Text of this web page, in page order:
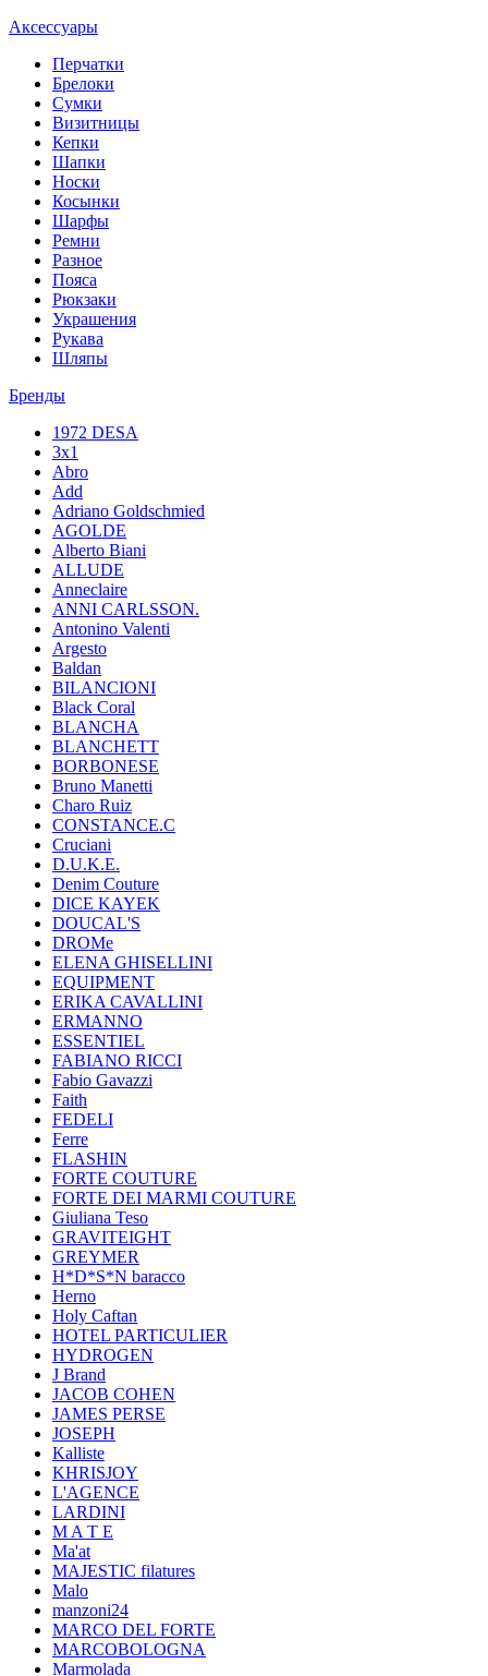
Аксессуары
Перчатки
Брелоки
Сумки
Визитницы
Кепки
Шапки
Носки
Косынки
Шарфы
Ремни
Разное
Пояса
Рюкзаки
Украшения
Рукава
Шляпы
Бренды
1972 DESA
3x1
Abro
Add
Adriano Goldschmied
AGOLDE
Alberto Biani
ALLUDE
Anneclaire
ANNI CARLSSON.
Antonino Valenti
Argesto
Baldan
BILANCIONI
Black Coral
BLANCHA
BLANCHETT
BORBONESE
Bruno Manetti
Charo Ruiz
CONSTANCE.C
Cruciani
D.U.K.E.
Denim Couture
DICE KAYEK
DOUCAL'S
DROMe
ELENA GHISELLINI
EQUIPMENT
ERIKA CAVALLINI
ERMANNO
ESSENTIEL
FABIANO RICCI
Fabio Gavazzi
Faith
FEDELI
Ferre
FLASHIN
FORTE COUTURE
FORTE DEI MARMI COUTURE
Giuliana Teso
GRAVITEIGHT
GREYMER
H*D*S*N baracco
Herno
Holy Caftan
HOTEL PARTICULIER
HYDROGEN
J Brand
JACOB COHEN
JAMES PERSE
JOSEPH
Kalliste
KHRISJOY
L'AGENCE
LARDINI
M A T E
Ma'at
MAJESTIC filatures
Malo
manzoni24
MARCO DEL FORTE
MARCOBOLOGNA
Marmolada